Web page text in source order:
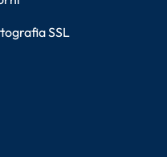
SSL